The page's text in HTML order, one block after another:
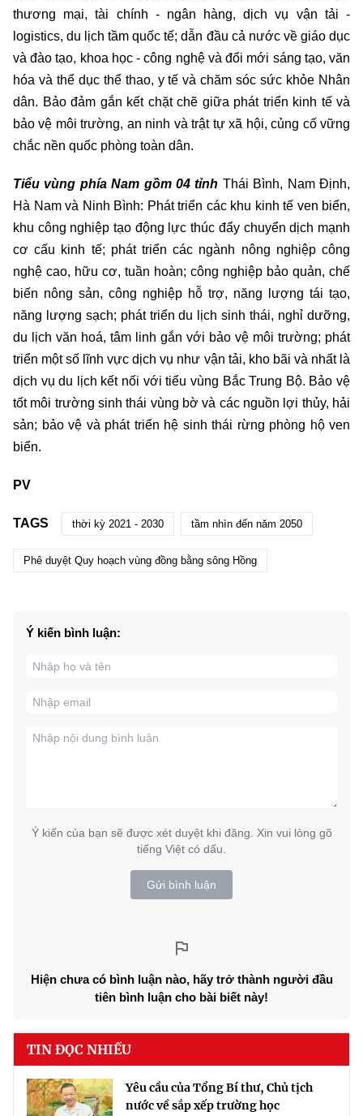
thương mại, tài chính - ngân hàng, dịch vụ vận tải -
logistics, du lịch tầm quốc tế; dẫn đầu cả nước về giáo dục
và đào tạo, khoa học - công nghệ và đổi mới sáng tạo, văn
hóa và thể dục thể thao, y tế và chăm sóc sức khỏe Nhân
dân. Bảo đảm gắn kết chặt chẽ giữa phát triển kinh tế và
bảo vệ môi trường, an ninh và trật tự xã hội, củng cố vững
chắc nền quốc phòng toàn dân.
Tiểu vùng phía Nam gồm 04 tỉnh Thái Bình, Nam Định,
Hà Nam và Ninh Bình: Phát triển các khu kinh tế ven biển,
khu công nghiệp tạo động lực thúc đẩy chuyển dịch mạnh
cơ cấu kinh tế; phát triển các ngành nông nghiệp công
nghệ cao, hữu cơ, tuần hoàn; công nghiệp bảo quản, chế
biến nông sản, công nghiệp hỗ trợ, năng lượng tái tạo,
năng lượng sạch; phát triển du lịch sinh thái, nghỉ dưỡng,
du lịch văn hoá, tâm linh gắn với bảo vệ môi trường; phát
triển một số lĩnh vực dịch vụ như vận tải, kho bãi và nhất là
dịch vụ du lịch kết nối với tiểu vùng Bắc Trung Bộ. Bảo vệ
tốt môi trường sinh thái vùng bờ và các nguồn lợi thủy, hải
sản; bảo vệ và phát triển hệ sinh thái rừng phòng hộ ven
biển.
PV
TAGS thời kỳ 2021 - 2030 tầm nhìn đến năm 2050
Phê duyệt Quy hoạch vùng đồng bằng sông Hồng
Ý kiến bình luận:
Ý kiến của bạn sẽ được xét duyệt khi đăng. Xin vui lòng gõ
tiếng Việt có dấu.
Gửi bình luận
Hiện chưa có bình luận nào, hãy trở thành người đầu
tiên bình luận cho bài biết này!
TIN ĐỌC NHIỀU
Yêu cầu của Tổng Bí thư, Chủ tịch
nước về sắp xếp trường học